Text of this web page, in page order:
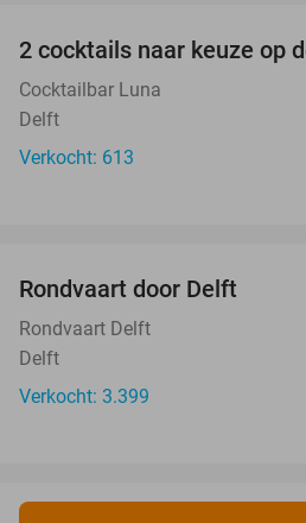
2 cocktails naar keuze op
Cocktailbar Luna
Delft
Verkocht: 613
Rondvaart door Delft
Rondvaart Delft
Delft
Verkocht: 3.399